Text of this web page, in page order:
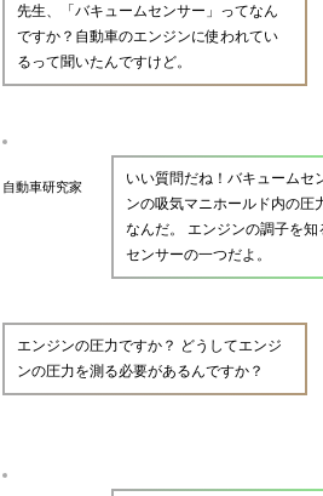
先生、「バキュームセンサー」ってなん
ですか？自動車のエンジンに使われてい
るって聞いたんですけど。
自動車研究家
いい質問だね！バキュームセ
ンの吸気マニホールド内の圧
なんだ。 エンジンの調子を知
センサーの一つだよ。
エンジンの圧力ですか？ どうしてエンジ
ンの圧力を測る必要があるんですか？